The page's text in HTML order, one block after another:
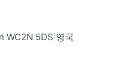
WC2N 5DS 영국